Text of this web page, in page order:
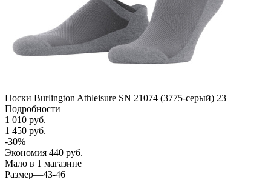
Носки Burlington Athleisure SN 21074 (3775-серый) 23
Подробности
1 010 руб.
1 450 руб.
-30%
Экономия 440 руб.
Мало в 1 магазине
Размер—43-46